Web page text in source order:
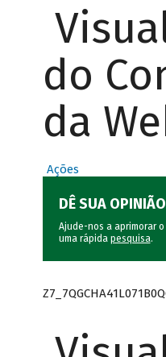
do
da
Ações
DÊ SUA OPINIÃO
Ajude-nos a aprimorar
uma rápida pesquisa.